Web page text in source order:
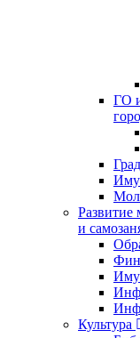
ГО
Развитие
и
Культура